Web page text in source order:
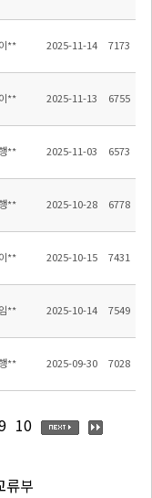
고
이** 2025-11-14 7173
이** 2025-11-13 6755
정을 위한 입찰 공고 변경
** 2025-11-03 6573
정을 위한 입찰 공고
** 2025-10-28 6778
이** 2025-10-15 7431
임** 2025-10-14 7549
내** 2025-09-30 7028
10
류부